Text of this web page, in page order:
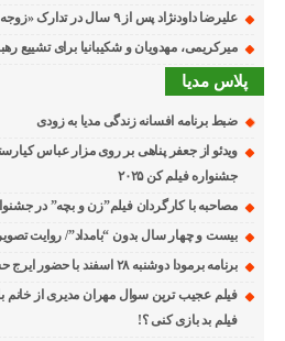
علیرضا داودنژاد پس از ۹ سال در تدارک «زوجه دیجیتال»
میرکریمی، مهدویان و شکیبانیا برای تشییع
پلاس مدیا
ضبط برنامه افسانه زندگی مدیا به زودی
ویدئو از جعفر پناهی بر روی مزار عباس
جشنواره فیلم کن ۲۰۲۵
مصاحبه با کارگردان فیلم”زن و بچه” در جشنواره
بیست و چهار سال بدون “بامداد”/ روایت
برنامه برمودا دوشنبه ۲۸ اسفند با حضور ایرج حسابی
فیلم عجیب ترین سوال مهران مدیری از خانم
فیلم بد بازی کنی ؟!